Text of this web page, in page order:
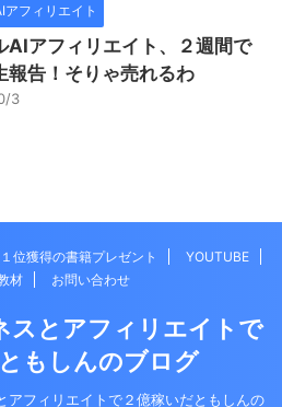
アフィリエイト
AIアフィリエイト、２週間で
報告！そりゃ売れるわ
3
１位獲得の書籍プレゼント
YOUTUBE
材
お問い合わせ
スとアフィリエイトで
もしんのブログ
フィリエイトで２億稼いだともしんの